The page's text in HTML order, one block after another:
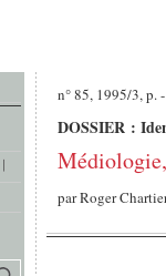
n° 85, 1995/3, p. -
DOSSIER :
parRoger